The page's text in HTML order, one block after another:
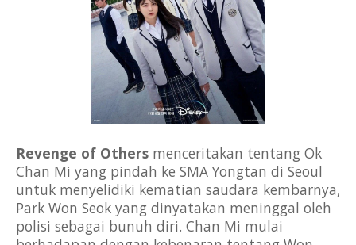
Revenge of Others menceritakan tentang Ok
Chan Mi yang pindah ke SMA Yongtan di Seoul
untuk menyelidiki kematian saudara kembarnya,
Park Won Seok yang dinyatakan meninggal oleh
polisi sebagai bunuh diri. Chan Mi mulai